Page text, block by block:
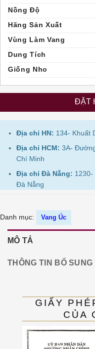
Nồng Độ
Hãng Sản Xuất
Vùng Làm Vang
Dung Tích
Giống Nho
ĐẶT
Địa chỉ HN: 134- Khuất
Địa chỉ HCM: 3A-
Chí Minh
Địa chỉ Đà Nẵng: 1230-
Đà Nẵng
Danh mục: Vang Úc
MÔ TẢ
THÔNG TIN BỔ SUNG
GIẤY
CỦA